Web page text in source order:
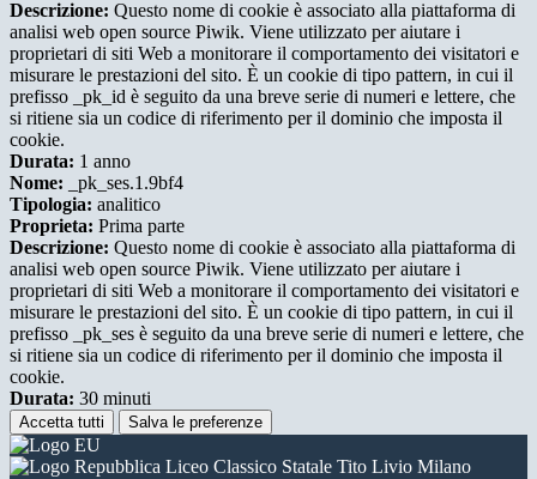
Descrizione: Questo nome di cookie è associato alla piattaforma di
analisi web open source Piwik. Viene utilizzato per aiutare i
proprietari di siti Web a monitorare il comportamento dei visitatori e
misurare le prestazioni del sito. È un cookie di tipo pattern, in cui il
prefisso _pk_id è seguito da una breve serie di numeri e lettere, che
si ritiene sia un codice di riferimento per il dominio che imposta il
cookie.
Durata: 1 anno
Nome: _pk_ses.1.9bf4
Tipologia: analitico
Proprieta: Prima parte
Descrizione: Questo nome di cookie è associato alla piattaforma di
analisi web open source Piwik. Viene utilizzato per aiutare i
proprietari di siti Web a monitorare il comportamento dei visitatori e
misurare le prestazioni del sito. È un cookie di tipo pattern, in cui il
prefisso _pk_ses è seguito da una breve serie di numeri e lettere, che
si ritiene sia un codice di riferimento per il dominio che imposta il
cookie.
Durata: 30 minuti
Accetta tutti Salva le preferenze
Liceo Classico Statale Tito Livio Milano